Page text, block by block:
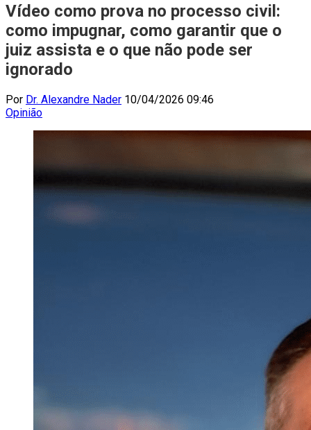
Vídeo como prova no processo civil:
como impugnar, como garantir que o
juiz assista e o que não pode ser
ignorado
Por Dr. Alexandre Nader 10/04/2026 09:46
Opinião